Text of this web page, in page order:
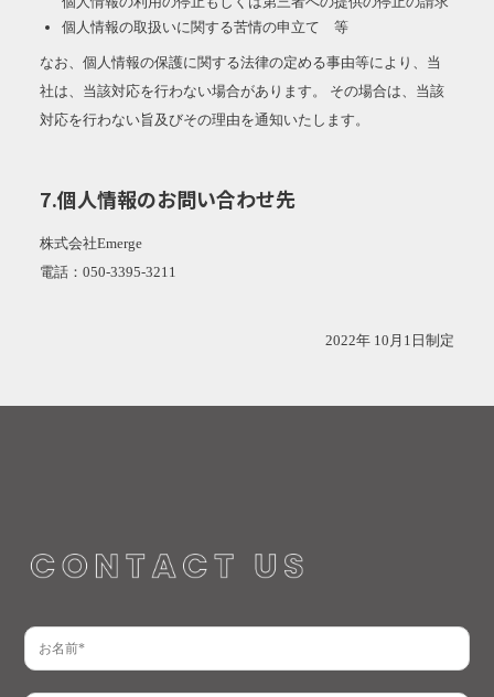
個人情報の取扱いに関する苦情の申立て 等
なお、個人情報の保護に関する法律の定める事由等により、当
社は、当該対応を行わない場合があります。 その場合は、当該
対応を行わない旨及びその理由を通知いたします。
7.個人情報のお問い合わせ先
株式会社Emerge
電話：050-3395-3211
2022年 10月1日制定